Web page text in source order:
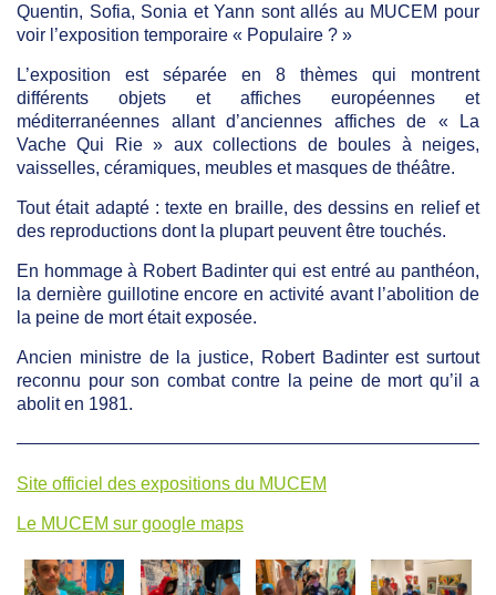
Quentin, Sofia, Sonia et Yann sont allés au MUCEM pour
voir l’exposition temporaire « Populaire ? »
L’exposition est séparée en 8 thèmes qui montrent
différents objets et affiches européennes et
méditerranéennes allant d’anciennes affiches de « La
Vache Qui Rie » aux collections de boules à neiges,
vaisselles, céramiques, meubles et masques de théâtre.
Tout était adapté : texte en braille, des dessins en relief et
des reproductions dont la plupart peuvent être touchés.
En hommage à Robert Badinter qui est entré au panthéon,
la dernière guillotine encore en activité avant l’abolition de
la peine de mort était exposée.
Ancien ministre de la justice, Robert Badinter est surtout
reconnu pour son combat contre la peine de mort qu’il a
abolit en 1981.
Site officiel des expositions du MUCEM
Le MUCEM sur google maps